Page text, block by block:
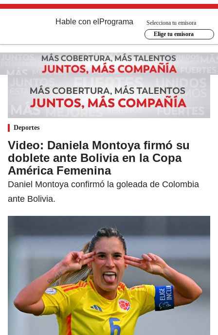
Hable con el Programa
Selecciona tu emisora
Elige tu emisora
Deportes
Video: Daniela Montoya firmó su
doblete ante Bolivia en la Copa
América Femenina
Daniel Montoya confirmó la goleada de Colombia
ante Bolivia.